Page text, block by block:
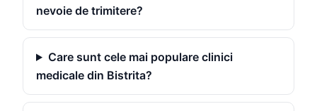
nevoie de trimitere?
Care sunt cele mai populare clinici
medicale din Bistrita?